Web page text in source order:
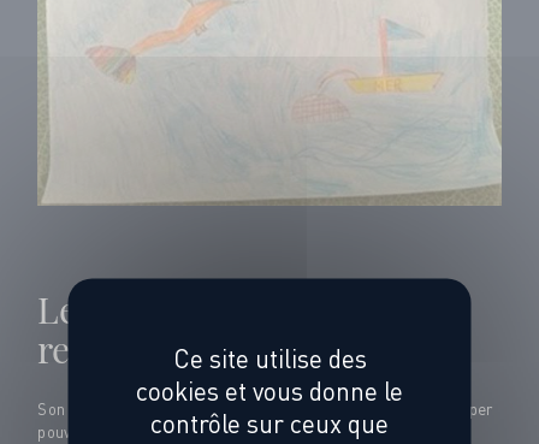
Le prix de l’humour est
remis à Pauline, 4 ans.
Son étoile de mer a le pouvoir de faire ce qu’elle veut. Le super
pouvoir ultime !
Ce site utilise des
cookies et vous donne le
contrôle sur ceux que